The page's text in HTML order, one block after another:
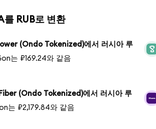
를 RUB로 변환
(Ondo Tokenized)에서 러시아 루
는 ₽169.24와 같음
(Ondo Tokenized)에서 러시아 루
는 ₽2,179.84와 같음